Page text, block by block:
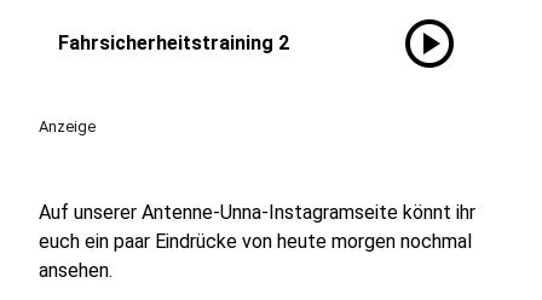
Fahrsicherheitstraining 2 play_circle
Anzeige
Auf unserer Antenne-Unna-Instagramseite könnt ihr
euch ein paar Eindrücke von heute morgen nochmal
ansehen.